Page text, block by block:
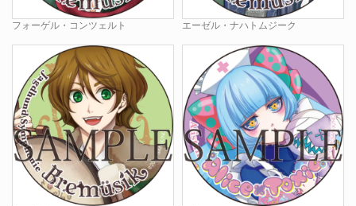
フォーゲル・コンツェルト エーゼル・ナハトムジーク